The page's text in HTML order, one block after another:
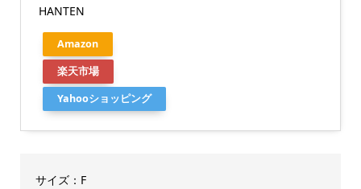
HANTEN
Amazon
楽天市場
Yahooショッピング
サイズ：F